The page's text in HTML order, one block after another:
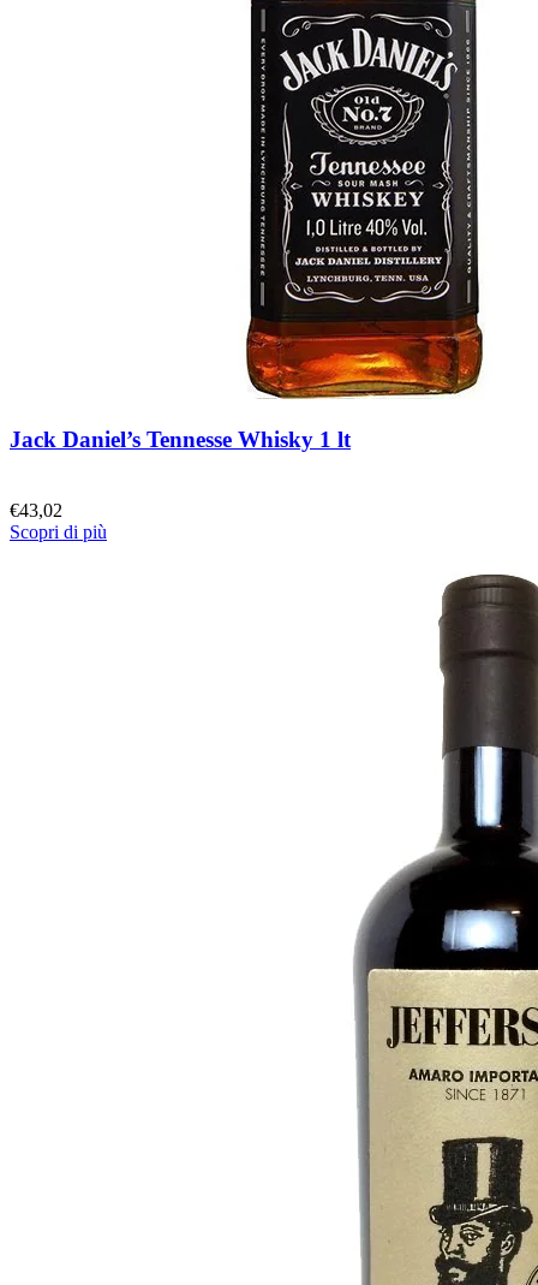
Jack Daniel’s Tennesse Whisky 1 lt
€43,02
Scopri di più